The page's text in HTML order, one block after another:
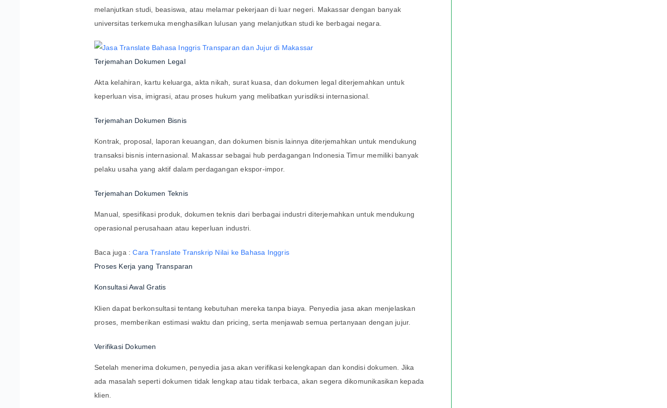
melanjutkan studi, beasiswa, atau melamar pekerjaan di luar negeri. Makassar dengan banyak
universitas terkemuka menghasilkan lulusan yang melanjutkan studi ke berbagai negara.
Terjemahan Dokumen Legal
Akta kelahiran, kartu keluarga, akta nikah, surat kuasa, dan dokumen legal diterjemahkan untuk
keperluan visa, imigrasi, atau proses hukum yang melibatkan yurisdiksi internasional.
Terjemahan Dokumen Bisnis
Kontrak, proposal, laporan keuangan, dan dokumen bisnis lainnya diterjemahkan untuk mendukung
transaksi bisnis internasional. Makassar sebagai hub perdagangan Indonesia Timur memiliki banyak
pelaku usaha yang aktif dalam perdagangan ekspor-impor.
Terjemahan Dokumen Teknis
Manual, spesifikasi produk, dokumen teknis dari berbagai industri diterjemahkan untuk mendukung
operasional perusahaan atau keperluan industri.
Baca juga :Cara Translate Transkrip Nilai ke Bahasa Inggris
Proses Kerja yang Transparan
Konsultasi Awal Gratis
Klien dapat berkonsultasi tentang kebutuhan mereka tanpa biaya. Penyedia jasa akan menjelaskan
proses, memberikan estimasi waktu dan pricing, serta menjawab semua pertanyaan dengan jujur.
Verifikasi Dokumen
Setelah menerima dokumen, penyedia jasa akan verifikasi kelengkapan dan kondisi dokumen. Jika
ada masalah seperti dokumen tidak lengkap atau tidak terbaca, akan segera dikomunikasikan kepada
klien.